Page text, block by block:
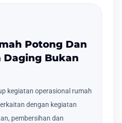
Potong Dan
Daging Bukan
kegiatan operasional rumah
dengan kegiatan
pembersihan dan